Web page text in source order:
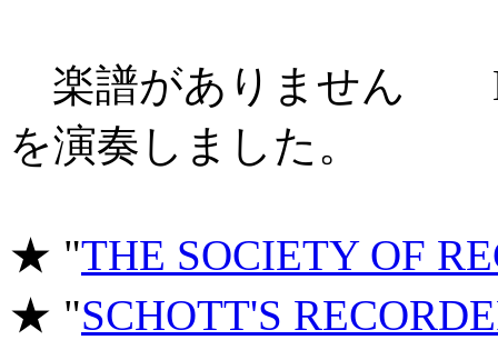
楽譜がありません
を演奏しました。
★ "THE SOCIETY OF
★ "SCHOTT'S